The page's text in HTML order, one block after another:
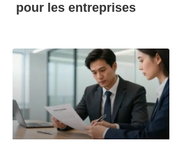
pour les entreprises